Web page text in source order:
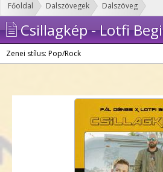
Főoldal Dalszövegek Dalszöveg
Csillagkép - Lotfi Begi
Zenei stílus: Pop/Rock